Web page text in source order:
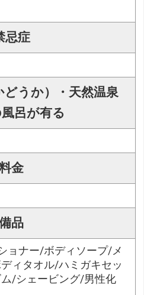
忌症
どうか）・天然温泉
呂が有る
金
品
ョナー/ボディソープ/メ
ィタオル/ハミガキセッ
/シェービング/男性化